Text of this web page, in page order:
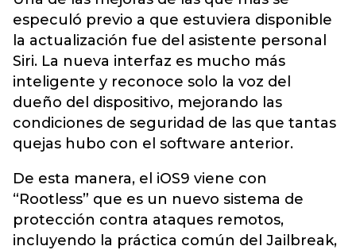
especuló previo a que estuviera disponible
la actualización fue del asistente personal
Siri. La nueva interfaz es mucho más
inteligente y reconoce solo la voz del
dueño del dispositivo, mejorando las
condiciones de seguridad de las que tantas
quejas hubo con el software anterior.
De esta manera, el iOS9 viene con
“Rootless” que es un nuevo sistema de
protección contra ataques remotos,
incluyendo la práctica común del Jailbreak,